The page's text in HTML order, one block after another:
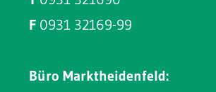
F 0931 32169-99
Büro Marktheidenfeld: